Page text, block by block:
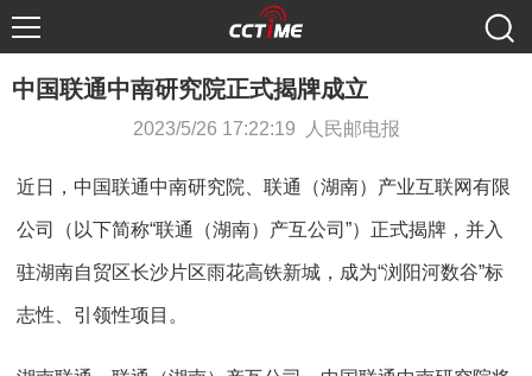
中国联通中南研究院正式揭牌成立
2023/5/26 17:22:19 人民邮电报
近日，中国联通中南研究院、联通（湖南）产业互联网有限
公司（以下简称“联通（湖南）产互公司”）正式揭牌，并入
驻湖南自贸区长沙片区雨花高铁新城，成为“浏阳河数谷”标
志性、引领性项目。